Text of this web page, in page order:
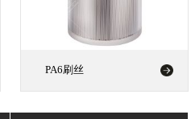
PA6刷丝